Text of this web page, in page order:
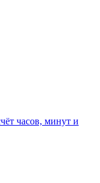
часов, минут и